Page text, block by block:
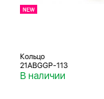
Кольцо
21ABGGP-113
В наличии